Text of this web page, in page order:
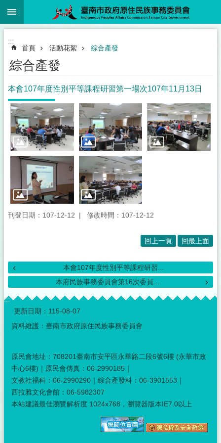
跳到主要內容區塊
:::
首頁 活動花絮 綜合產發
綜合產發
本會107年度性別平等課程研習第一場次107年11月13日
刊登日期：107-12-12 修改時間：107-12-12
回上一頁 回最上面
本會107年度性別平等課程研習...
本府民族事務委員會第16次委員...
:::
更新日期： 115-08-07
資料維護：臺南市政府原住民族事務委員會
原民會地址：708201臺南市安平區永華路二段6號6樓 (永華市政
中心6樓)｜原民會傳真：06-2990185｜
文教社福科：06-2990290｜綜合產發科：06-3901553｜
西拉雅文化會館：06-5982307
本站建議最佳瀏覽解析度 1024x768，瀏覽器版本IE7.0以上